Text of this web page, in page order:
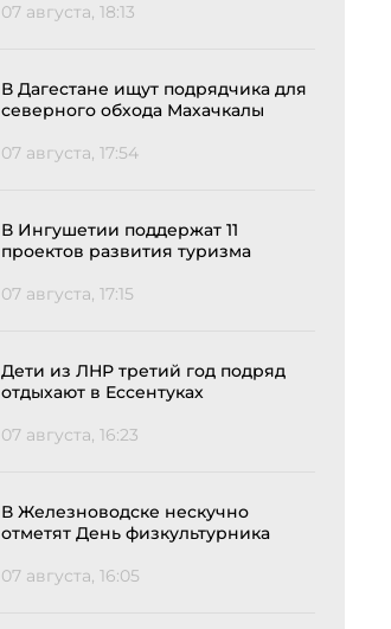
07 августа, 18:13
В Дагестане ищут подрядчика для
северного обхода Махачкалы
07 августа, 17:54
В Ингушетии поддержат 11
проектов развития туризма
07 августа, 17:15
Дети из ЛНР третий год подряд
отдыхают в Ессентуках
07 августа, 16:23
В Железноводске нескучно
отметят День физкультурника
07 августа, 16:05